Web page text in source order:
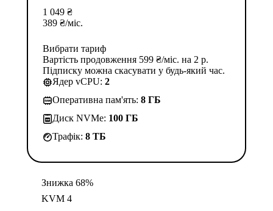
1 049 ₴
389 ₴/міс.
Вибрати тариф
Вартість продовження 599 ₴/міс. на 2 р.
Підписку можна скасувати у будь-який час.
Ядер vCPU: 2
Оперативна пам'ять: 8 ГБ
Диск NVMe: 100 ГБ
Трафік: 8 TБ
Знижка 68%
KVM 4